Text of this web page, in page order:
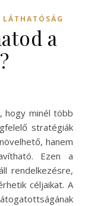
a
stratégiák
hanem
Ezen a
rendelkezésre,
céljaikat. A